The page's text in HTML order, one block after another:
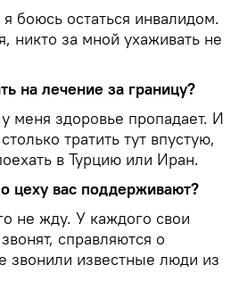
боюсь остаться инвалидом.
никто за мной ухаживать не
на лечение за границу?
меня здоровье пропадает. И
тратить тут впустую,
в Турцию или Иран.
цеху вас поддерживают?
не жду. У каждого свои
справляются о
звонили известные люди из